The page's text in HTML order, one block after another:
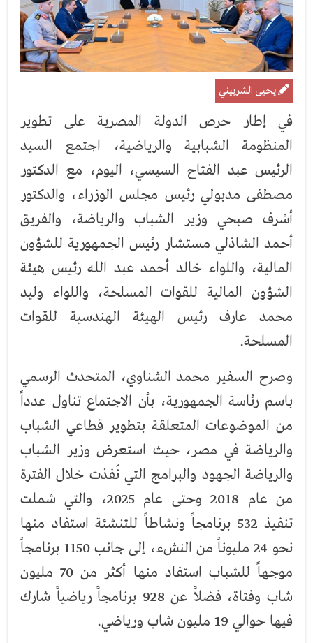
يحيى الشربيني
في إطار حرص الدولة المصرية على تطوير
المنظومة الشبابية والرياضية، اجتمع السيد
الرئيس عبد الفتاح السيسي، اليوم، مع الدكتور
مصطفى مدبولي رئيس مجلس الوزراء، والدكتور
أشرف صبحي وزير الشباب والرياضة، والفريق
أحمد الشاذلي مستشار رئيس الجمهورية للشؤون
المالية، واللواء خالد أحمد عبد الله رئيس هيئة
الشؤون المالية للقوات المسلحة، واللواء وليد
محمد عارف رئيس الهيئة الهندسية للقوات
المسلحة.
وصرح السفير محمد الشناوي، المتحدث الرسمي
باسم رئاسة الجمهورية، بأن الاجتماع تناول عدداً
من الموضوعات المتعلقة بتطوير قطاعي الشباب
والرياضة في مصر، حيث استعرض وزير الشباب
والرياضة الجهود والبرامج التي نُفذت خلال الفترة
من عام 2018 وحتى عام 2025، والتي شملت
تنفيذ 532 برنامجاً ونشاطاً للتنشئة استفاد منها
نحو 24 مليوناً من النشء، إلى جانب 1150 برنامجاً
موجهاً للشباب استفاد منها أكثر من 70 مليون
شاب وفتاة، فضلاً عن 928 برنامجاً رياضياً شارك
فيها حوالي 19 مليون شاب ورياضي.